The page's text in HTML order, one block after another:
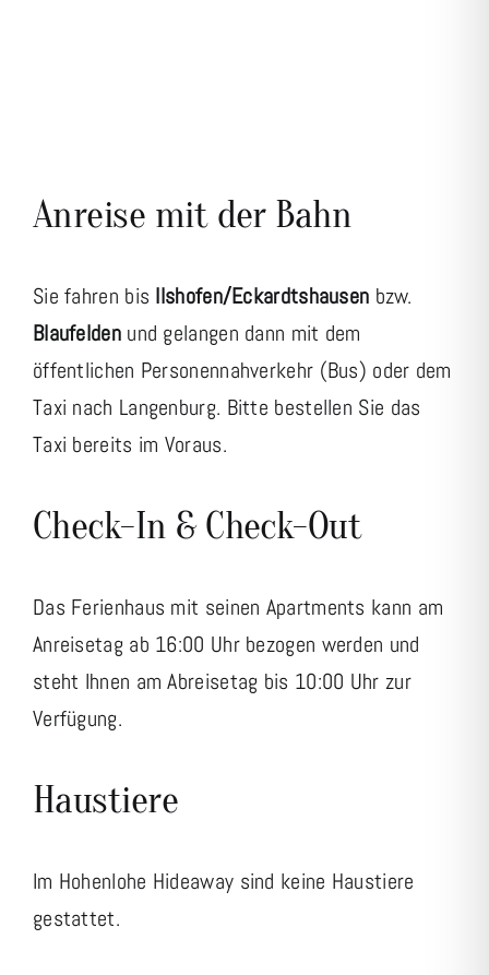
Anreise mit der Bahn
Sie fahren bis Ilshofen/Eckardtshausen bzw.
Blaufeldenund gelangen dann mit dem
öffentlichen Personennahverkehr (Bus) oder dem
Taxi nach Langenburg. Bitte bestellen Sie das
Taxi bereits im Voraus.
Check-In & Check-Out
Das Ferienhaus mit seinen Apartments kann am
Anreisetag ab 16:00 Uhr bezogen werden und
steht Ihnen am Abreisetag bis 10:00 Uhr zur
Verfügung.
Haustiere
Im Hohenlohe Hideaway sind keine Haustiere
gestattet.